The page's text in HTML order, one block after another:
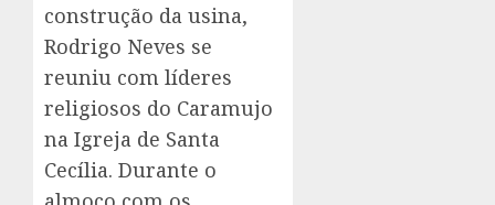
construção da usina,
Rodrigo Neves se
reuniu com líderes
religiosos do Caramujo
na Igreja de Santa
Cecília. Durante o